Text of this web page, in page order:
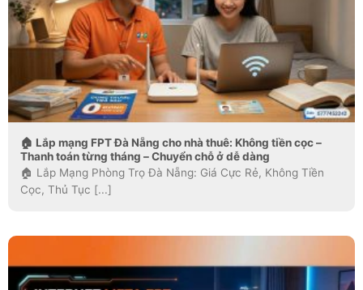
🏠 Lắp mạng FPT Đà Nẵng cho nhà thuê: Không tiền cọc –
Thanh toán từng tháng – Chuyển chỗ ở dễ dàng
🏠 Lắp Mạng Phòng Trọ Đà Nẵng: Giá Cực Rẻ, Không Tiền
Cọc, Thủ Tục [...]